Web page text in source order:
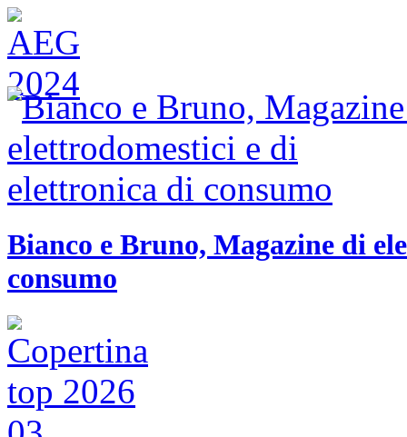
Bianco e Bruno, Magazine di
consumo